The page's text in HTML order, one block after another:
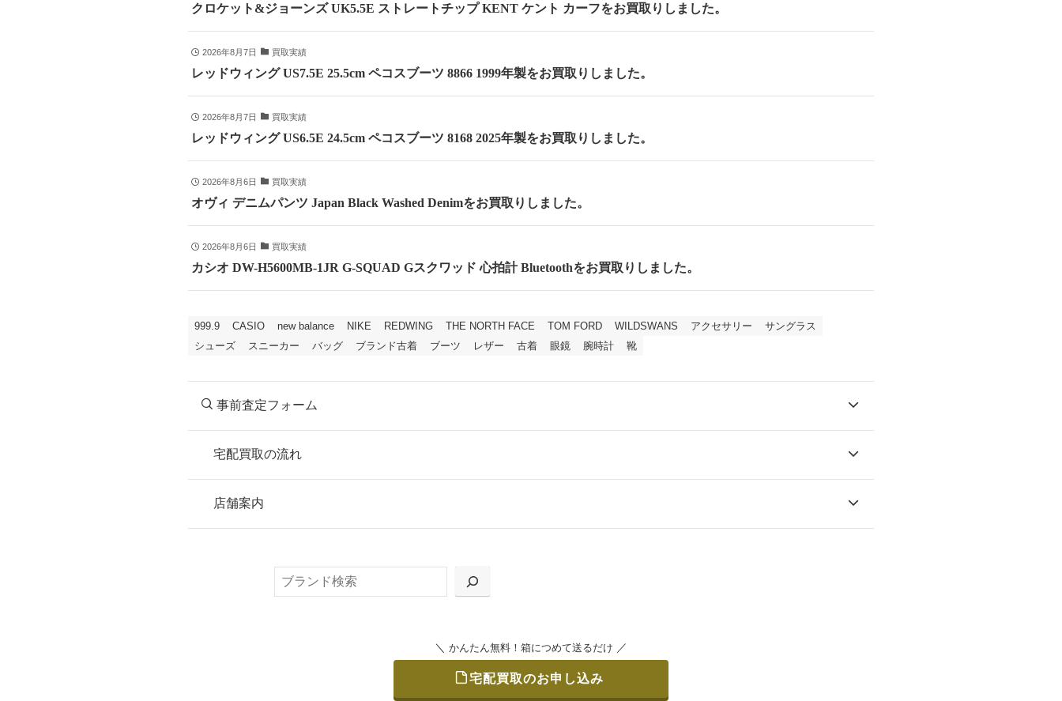
クロケット&ジョーンズ UK5.5E ストレートチップ KENT ケント カーフをお買取りしました。
2026年8月7日 買取実績
レッドウィング US7.5E 25.5cm ペコスブーツ 8866 1999年製をお買取りしました。
2026年8月7日 買取実績
レッドウィング US6.5E 24.5cm ペコスブーツ 8168 2025年製をお買取りしました。
2026年8月6日 買取実績
オヴィ デニムパンツ Japan Black Washed Denimをお買取りしました。
2026年8月6日 買取実績
カシオ DW-H5600MB-1JR G-SQUAD Gスクワッド 心拍計 Bluetoothをお買取りしました。
999.9 CASIO new balance NIKE REDWING THE NORTH FACE TOM FORD WILDSWANS アクセサリー
サングラス
シューズ
スニーカー バッグ ブランド古着 ブーツ レザー 古着 眼鏡 腕時計 靴
事前査定フォーム
宅配買取の流れ
お申込み
または梱包材不要の「集荷申込」からお選びいただけます。
箱に売りたいお品をつめて、送るだけで簡単にご利用いただけます。
店舗案内
＼ かんたん無料！箱につめて送るだけ ／
宅配買取のお申し込み